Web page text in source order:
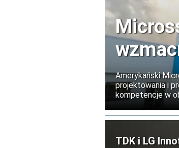
Amerykański
projektowania i
kompetencje w
mają zwiększyć
TDK i LG